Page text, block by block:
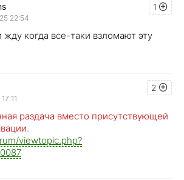
1
22:54
когда все-таки взломают эту
2
раздача вместо присутствующей
viewtopic.php?